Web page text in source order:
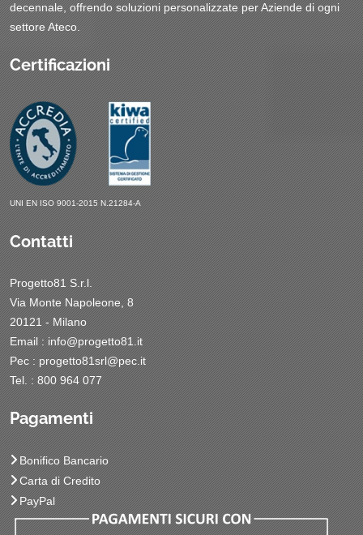
decennale, offrendo soluzioni personalizzate per Aziende di ogni
settore Ateco.
Certificazioni
UNI EN ISO 9001-2015 N.21284-A
Contatti
Progetto81 S.r.l.
Via Monte Napoleone, 8
20121 - Milano
Email : info@progetto81.it
Pec : progetto81srl@pec.it
Tel. : 800 964 077
Pagamenti
Bonifico Bancario
Carta di Credito
PayPal